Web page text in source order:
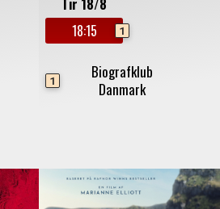
Tir 18/8
18:15
1
1
Biografklub
Danmark